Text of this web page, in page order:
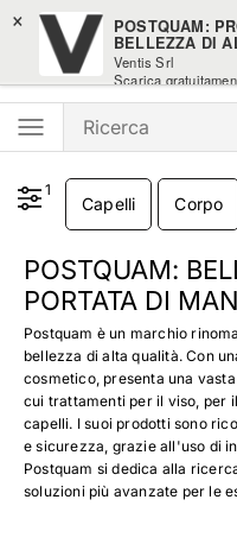
× POSTQUAM:
BELLEZZA DI
Ventis Srl
Scarica
Spedizione gratis sui
Ventis - L'e-
1
Capelli Corpo
POSTQUAM:
PORTATA DI
Postquam è un marchio
bellezza di alta qualità. Con
cosmetico, presenta una
cui trattamenti per il viso, per
capelli. I suoi prodotti sono
e sicurezza, grazie all'uso di
Postquam si dedica alla
soluzioni più avanzate per le